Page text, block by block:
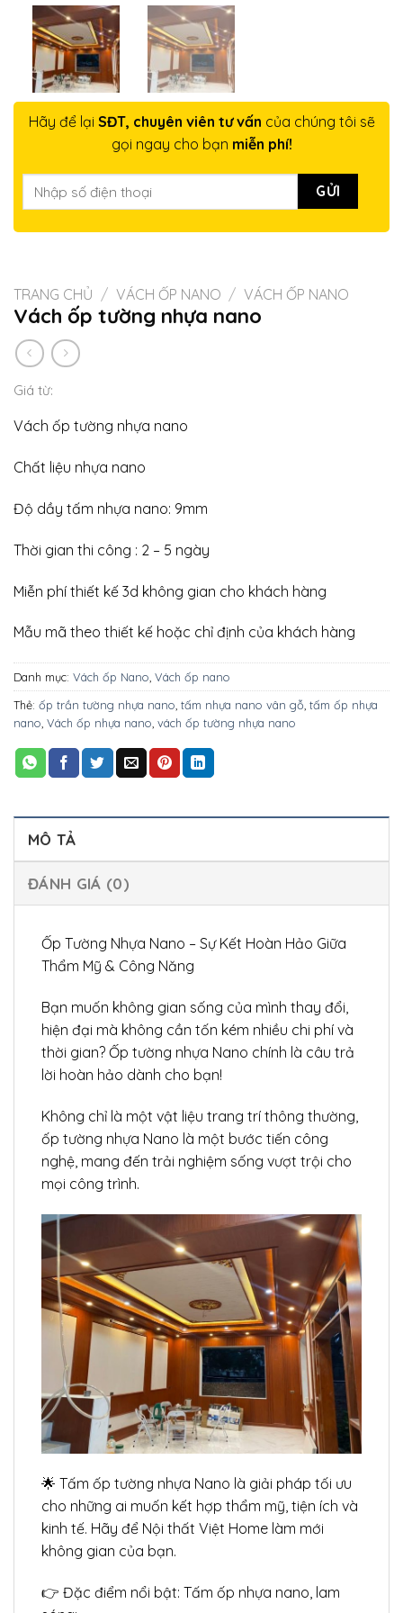
Hãy để lại SĐT, chuyên viên tư vấn của chúng tôi sẽ
gọi ngay cho bạn miễn phí!
TRANG CHỦ / VÁCH ỐP NANO / VÁCH ỐP NANO
Vách ốp tường nhựa nano
Giá từ:
Vách ốp tường nhựa nano
Chất liệu nhựa nano
Độ dầy tấm nhựa nano: 9mm
Thời gian thi công : 2 – 5 ngày
Miễn phí thiết kế 3d không gian cho khách hàng
Mẫu mã theo thiết kế hoặc chỉ định của khách hàng
Danh mục: Vách ốp Nano, Vách ốp nano
Thẻ: ốp trần tường nhựa nano, tấm nhựa nano vân gỗ, tấm ốp nhựa
nano, Vách ốp nhựa nano, vách ốp tường nhựa nano
MÔ TẢ
ĐÁNH GIÁ (0)
Ốp Tường Nhựa Nano – Sự Kết Hoàn Hảo Giữa
Thẩm Mỹ & Công Năng
Bạn muốn không gian sống của mình thay đổi,
hiện đại mà không cần tốn kém nhiều chi phí và
thời gian? Ốp tường nhựa Nano chính là câu trả
lời hoàn hảo dành cho bạn!
Không chỉ là một vật liệu trang trí thông thường,
ốp tường nhựa Nano là một bước tiến công
nghệ, mang đến trải nghiệm sống vượt trội cho
mọi công trình.
🌟 Tấm ốp tường nhựa Nano là giải pháp tối ưu
cho những ai muốn kết hợp thẩm mỹ, tiện ích và
kinh tế. Hãy để Nội thất Việt Home làm mới
không gian của bạn.
👉 Đặc điểm nổi bật: Tấm ốp nhựa nano, lam